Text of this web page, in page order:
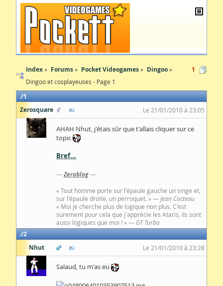
Index Forums Pocket Videogames Dingoo
Dingoo et cosplayeuses - Page 1
1
1
Zerosquare
Le 21/01/2010 à 23:05
AHAH Nhut, j'étais sûr que t'allais cliquer sur ce
topic
Bref...
—Zeroblog—
« Tout homme porte sur l'épaule gauche un singe et,
sur l'épaule droite, un perroquet. » —Jean Cocteau
« Moi je cherche plus de logique non plus. C'est
surement pour cela que j'apprécie les Ataris, ils sont
aussi logiques que moi ! » — GT Turbo
2
Nhut
Le 21/01/2010 à 23:28
Salaud, tu m'as eu